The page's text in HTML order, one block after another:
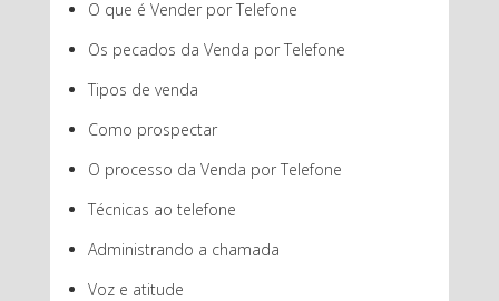
O que é Vender por Telefone
Os pecados da Venda por Telefone
Tipos de venda
Como prospectar
O processo da Venda por Telefone
Técnicas ao telefone
Administrando a chamada
Voz e atitude